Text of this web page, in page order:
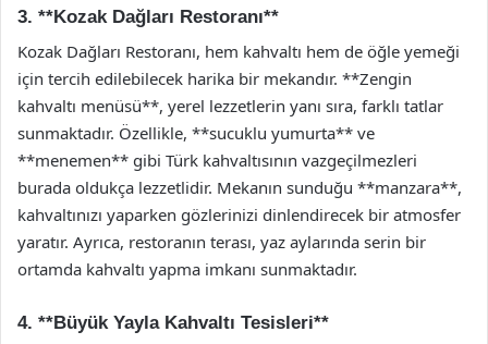
3. **Kozak Dağları Restoranı**
Kozak Dağları Restoranı, hem kahvaltı hem de öğle yemeği
için tercih edilebilecek harika bir mekandır. **Zengin
kahvaltı menüsü**, yerel lezzetlerin yanı sıra, farklı tatlar
sunmaktadır. Özellikle, **sucuklu yumurta** ve
**menemen** gibi Türk kahvaltısının vazgeçilmezleri
burada oldukça lezzetlidir. Mekanın sunduğu **manzara**,
kahvaltınızı yaparken gözlerinizi dinlendirecek bir atmosfer
yaratır. Ayrıca, restoranın terası, yaz aylarında serin bir
ortamda kahvaltı yapma imkanı sunmaktadır.
4. **Büyük Yayla Kahvaltı Tesisleri**